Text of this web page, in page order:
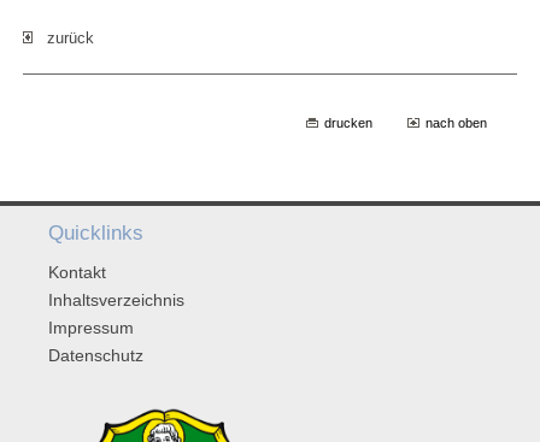
zurück
drucken nach oben
Quicklinks
Kontakt
Inhaltsverzeichnis
Impressum
Datenschutz